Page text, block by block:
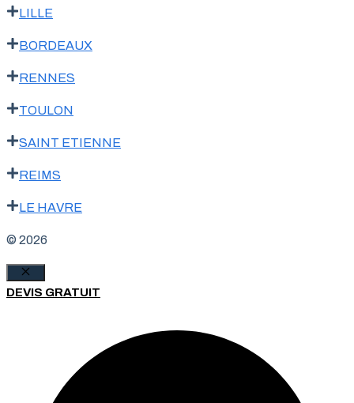
LILLE
BORDEAUX
RENNES
TOULON
SAINT ETIENNE
REIMS
LE HAVRE
© 2026
Fermer
DEVIS GRATUIT